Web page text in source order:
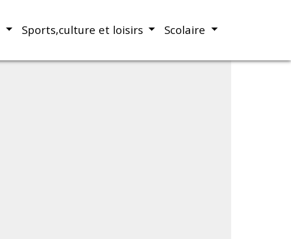
Sports,culture et loisirs Scolaire